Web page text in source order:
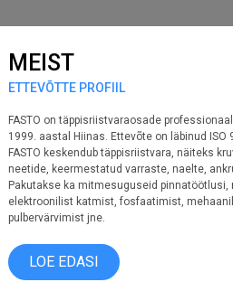
MEIST
ETTEVÕTTE PROFIIL
FASTO on täppisriistvaraosade
1999. aastal Hiinas. Ettevõte on läbinud ISO
FASTO keskendub täppisriistvara, näiteks
neetide, keermestatud varraste, naelte,
Pakutakse ka mitmesuguseid
elektroonilist katmist, fosfaatimist,
pulbervärvimist jne.
LOE EDASI